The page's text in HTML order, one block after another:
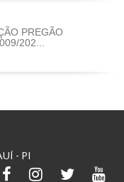
PREGÃO
202...
- PI